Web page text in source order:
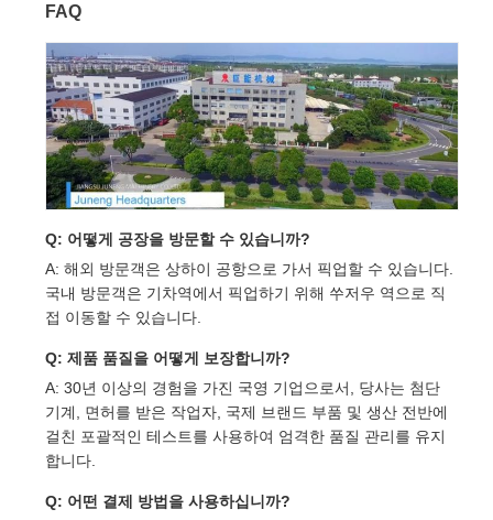
FAQ
Q: 어떻게 공장을 방문할 수 있습니까?
A: 해외 방문객은 상하이 공항으로 가서 픽업할 수 있습니다.
국내 방문객은 기차역에서 픽업하기 위해 쑤저우 역으로 직
접 이동할 수 있습니다.
Q: 제품 품질을 어떻게 보장합니까?
A: 30년 이상의 경험을 가진 국영 기업으로서, 당사는 첨단
기계, 면허를 받은 작업자, 국제 브랜드 부품 및 생산 전반에
걸친 포괄적인 테스트를 사용하여 엄격한 품질 관리를 유지
합니다.
Q: 어떤 결제 방법을 사용하십니까?